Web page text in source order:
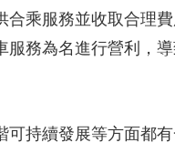
乘服務並收取合理
務為名進行營利，
持續發展等方面都有